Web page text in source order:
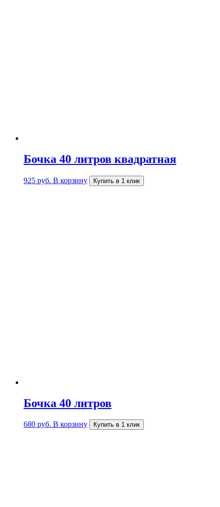
Бочка 40 литров квадратная
925 руб. В корзину Купить в 1 клик
Бочка 40 литров
680 руб. В корзину Купить в 1 клик